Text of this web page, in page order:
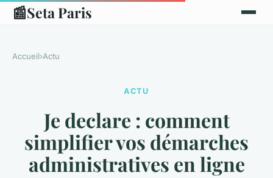
📰Seta Paris
Accueil›Actu
ACTU
Je declare : comment
simplifier vos démarches
administratives en ligne